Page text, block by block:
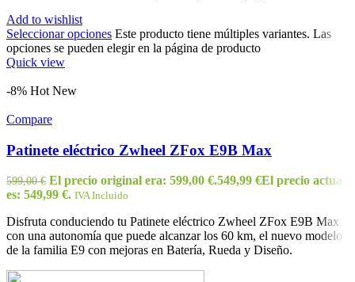
Add to wishlist
Seleccionar opciones Este producto tiene múltiples variantes. Las
opciones se pueden elegir en la página de producto
Quick view
-8% Hot New
Compare
Patinete eléctrico Zwheel ZFox E9B Max
599,00€ El precio original era: 599,00 €.549,99 €El precio actual
es: 549,99 €. IVA Incluido
Disfruta conduciendo tu Patinete eléctrico Zwheel ZFox E9B Max
con una autonomía que puede alcanzar los 60 km, el nuevo modelo
de la familia E9 con mejoras en Batería, Rueda y Diseño.